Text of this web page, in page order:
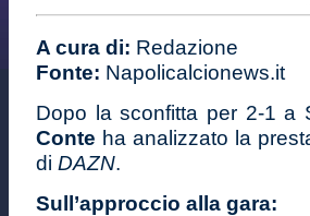
A cura di: Redazione
Fonte: Napolicalcionews.it
Dopo la sconfitta per 2-1 a
Conte ha analizzato la
di DAZN.
Sull’approccio alla gara: